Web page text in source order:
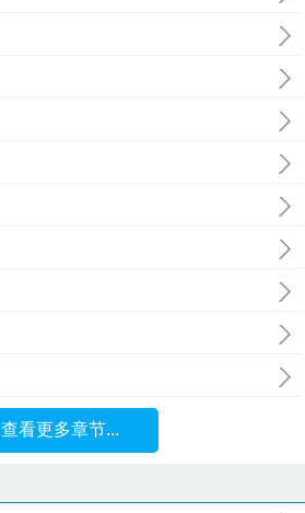
查看更多章节...